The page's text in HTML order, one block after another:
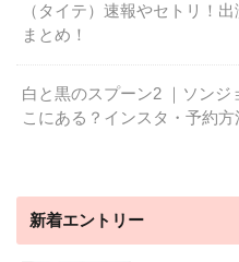
（タイテ）速報やセトリ！
まとめ！
白と黒のスプーン2 ｜ソン
こにある？インスタ・予約方
新着エントリー